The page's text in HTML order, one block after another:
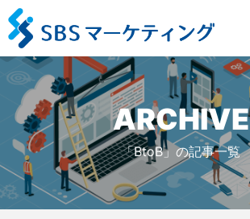
ARCHIVE
「BtoB」の記事一覧